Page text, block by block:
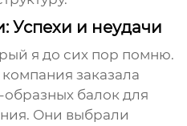
Успехи и неудачи
я до сих пор помню.
заказала
образных балок для
Они выбрали